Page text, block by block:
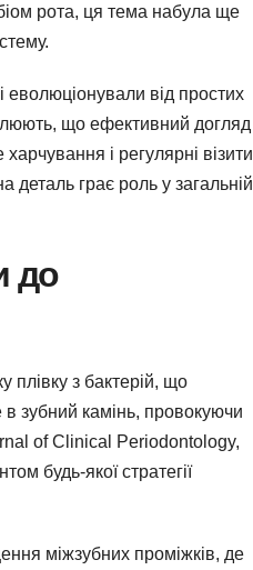
рота, ця тема набула ще
еволюціонували від простих
що ефективний догляд
і регулярні візити
грає роль у загальній
до
плівку з бактерій, що
в зубний камінь, провокуючи
of Clinical Periodontology,
будь-якої стратегії
міжзубних проміжків, де